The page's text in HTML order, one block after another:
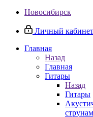
Новосибирск
Личный кабинет
Главная
Назад
Главная
Гитары
Назад
Гитары